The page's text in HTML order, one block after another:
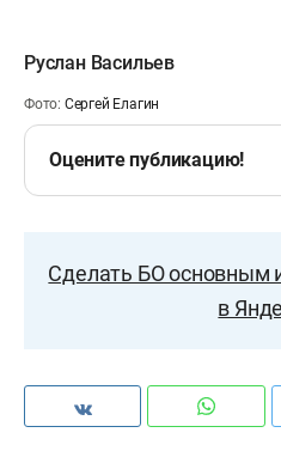
Руслан Васильев
Фото: Сергей Елагин
Оцените публикацию!
Сделать БО основным
в